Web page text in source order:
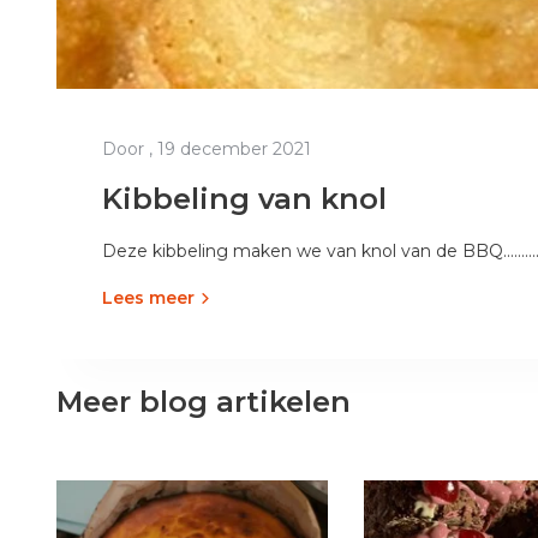
Door , 19 december 2021
Kibbeling van knol
Deze kibbeling maken we van knol van de
Lees meer
Meer blog artikelen